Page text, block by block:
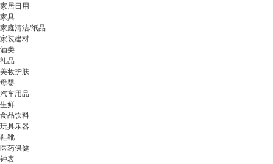
家居日用
家具
家庭清洁/纸品
家装建材
酒类
礼品
美妆护肤
母婴
汽车用品
生鲜
食品饮料
玩具乐器
鞋靴
医药保健
钟表